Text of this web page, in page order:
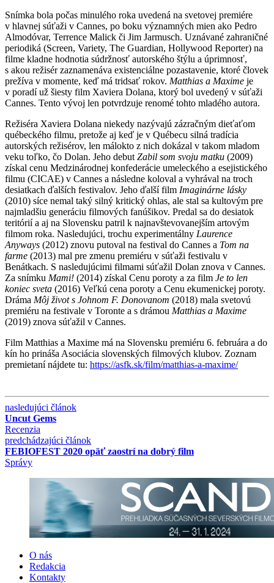
Snímka bola počas minulého roka uvedená na svetovej premiére
v hlavnej súťaži v Cannes, po boku významných mien ako Pedro
Almodóvar, Terrence Malick či Jim Jarmusch. Uznávané zahraničné
periodiká (Screen, Variety, The Guardian, Hollywood Reporter) na
filme kladne hodnotia súdržnosť autorského štýlu a úprimnosť,
s akou režisér zaznamenáva existenciálne pozastavenie, ktoré človek
prežíva v momente, keď má tridsať rokov. Matthias a Maxime je
v poradí už šiesty film Xaviera Dolana, ktorý bol uvedený v súťaži
Cannes. Tento vývoj len potvrdzuje renomé tohto mladého autora.
Režiséra Xaviera Dolana niekedy nazývajú zázračným dieťaťom
québeckého filmu, pretože aj keď je v Québecu silná tradícia
autorských režisérov, len málokto z nich dokázal v takom mladom
veku toľko, čo Dolan. Jeho debut Zabil som svoju matku (2009)
získal cenu Medzinárodnej konfederácie umeleckého a esejistického
filmu (CICAE) v Cannes a následne koloval a vyhrával na troch
desiatkach ďalších festivalov. Jeho ďalší film Imaginárne lásky
(2010) síce nemal taký silný kritický ohlas, ale stal sa kultovým pre
najmladšiu generáciu filmových fanúšikov. Predal sa do desiatok
teritórií a aj na Slovensku patril k najnavštevovanejším artovým
filmom roka. Nasledujúci, trochu experimentálny Laurence
Anyways (2012) znovu putoval na festival do Cannes a Tom na
farme (2013) mal pre zmenu premiéru v súťaži festivalu v
Benátkach. S nasledujúcimi filmami súťažil Dolan znova v Cannes.
Za snímku Mami! (2014) získal Cenu poroty a za film Je to len
koniec sveta (2016) Veľkú cena poroty a Cenu ekumenickej poroty.
Dráma Môj život s Johnom F. Donovanom (2018) mala svetovú
premiéru na festivale v Toronte a s drámou Matthias a Maxime
(2019) znova súťažil v Cannes.
Film Matthias a Maxime má na Slovensku premiéru 6. februára a do
kín ho prináša Asociácia slovenských filmových klubov. Zoznam
premietaní nájdete tu: https://asfk.sk/film/matthias-a-maxime/
nasledujúci článok
Uncut Gems
Recenzia
predchádzajúci článok
FEBIOFEST 2020 opäť zaostrí na dobrý film
Správy
O nás
Redakcia
Kontakty